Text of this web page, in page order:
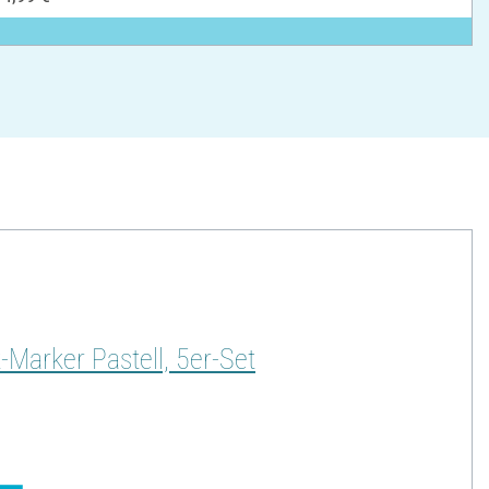
Pastell, 5er-Set